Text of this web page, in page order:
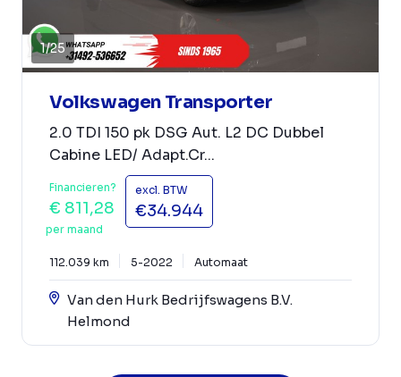
1/25
Volkswagen Transporter
2.0 TDI 150 pk DSG Aut. L2 DC Dubbel
Cabine LED/ Adapt.Cr...
Financieren?
€ 811,28
per maand
excl. BTW
€34.944
112.039 km 5-2022 Automaat
Van den Hurk Bedrijfswagens B.V.
Helmond